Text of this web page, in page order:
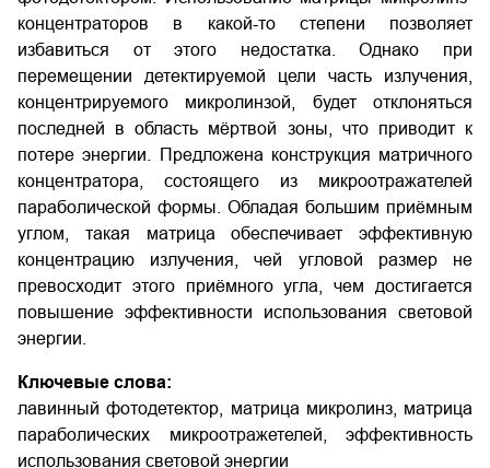
концентраторов в какой-то степени позволяет
избавиться от этого недостатка. Однако при
перемещении детектируемой цели часть излучения,
концентрируемого микролинзой, будет отклоняться
последней в область мёртвой зоны, что приводит к
потере энергии. Предложена конструкция матричного
концентратора, состоящего из микроотражателей
параболической формы. Обладая большим приёмным
углом, такая матрица обеспечивает эффективную
концентрацию излучения, чей угловой размер не
превосходит этого приёмного угла, чем достигается
повышение эффективности использования световой
энергии.
Ключевые слова:
лавинный фотодетектор, матрица микролинз, матрица
параболических микроотражетелей, эффективность
использования световой энергии